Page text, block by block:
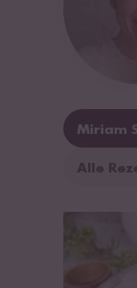
Miriam
Alle